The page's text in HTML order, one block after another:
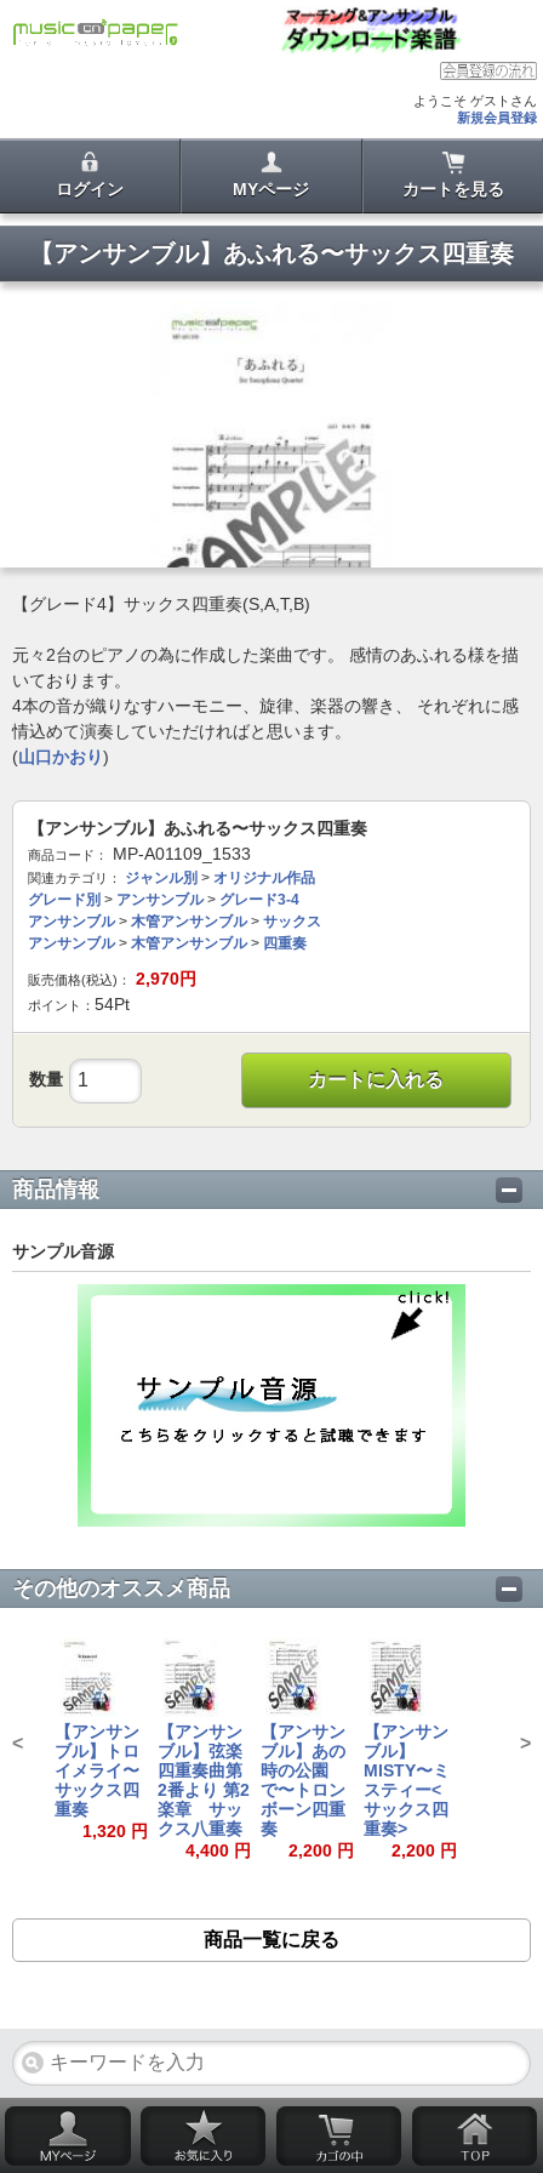
ようこそ ゲストさん
新規会員登録
ログイン MYページ カートを見る
【アンサンブル】あふれる〜サックス四重奏
【グレード4】サックス四重奏(S,A,T,B)
元々2台のピアノの為に作成した楽曲です。 感情のあふれる様を描
いております。
4本の音が織りなすハーモニー、旋律、楽器の響き、 それぞれに感
情込めて演奏していただければと思います。
(山口かおり)
【アンサンブル】あふれる〜サックス四重奏
商品コード： MP-A01109_1533
関連カテゴリ： ジャンル別 > オリジナル作品
グレード別 > アンサンブル> グレード3-4
アンサンブル> 木管アンサンブル> サックス
アンサンブル> 木管アンサンブル> 四重奏
販売価格(税込)： 2,970円
ポイント： 54Pt
数量 カートに入れる
商品情報
サンプル音源
その他のオススメ商品
【アンサン
ブル】トロ
イメライ〜
サックス四
重奏
1,320 円
【アンサン
ブル】弦楽
四重奏曲第
2番より 第2
楽章 サッ
クス八重奏
4,400 円
【アンサン
ブル】あの
時の公園
で〜トロン
ボーン四重
奏
2,200 円
【アンサン
ブル】
MISTY〜ミ
スティー<
サックス四
重奏>
2,200 円
< >
商品一覧に戻る